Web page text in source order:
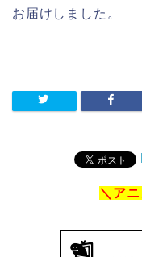
お届けしました。
＼ア